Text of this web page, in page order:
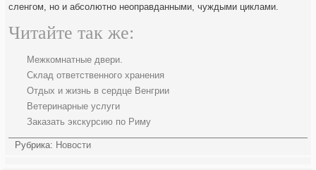
сленгом, но и абсолютно неоправданными, чуждыми циклами.
Читайте так же:
Межкомнатные двери.
Склад ответственного хранения
Отдых и жизнь в сердце Венгрии
Ветеринарные услуги
Заказать экскурсию по Риму
Рубрика: Новости